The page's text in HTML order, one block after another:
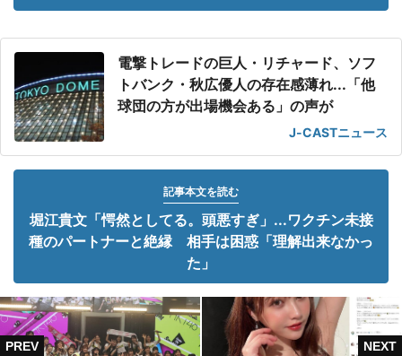
電撃トレードの巨人・リチャード、ソフ
トバンク・秋広優人の存在感薄れ...「他
球団の方が出場機会ある」の声が
J-CASTニュース
記事本文を読む
堀江貴文「愕然としてる。頭悪すぎ」...ワクチン未接
種のパートナーと絶縁 相手は困惑「理解出来なかっ
た」